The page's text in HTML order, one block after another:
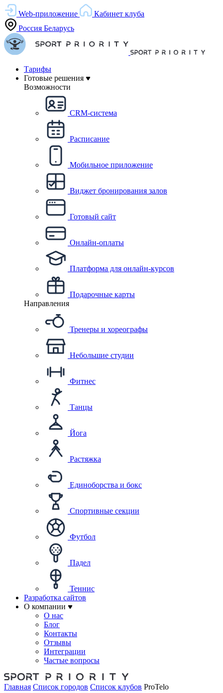
Web-приложение
Кабинет клуба
Россия Беларусь
Тарифы
Готовые решения
Возможности
CRM-система
Расписание
Мобильное приложение
Виджет бронирования залов
Готовый сайт
Онлайн-оплаты
Платформа для онлайн-курсов
Подарочные карты
Направления
Тренеры и хореографы
Небольшие студии
Фитнес
Танцы
Йога
Растяжка
Единоборства и бокс
Спортивные секции
Футбол
Падел
Теннис
Разработка сайтов
О компании
О нас
Блог
Контакты
Отзывы
Интеграции
Частые вопросы
Главная Список городов Список клубов ProTelo